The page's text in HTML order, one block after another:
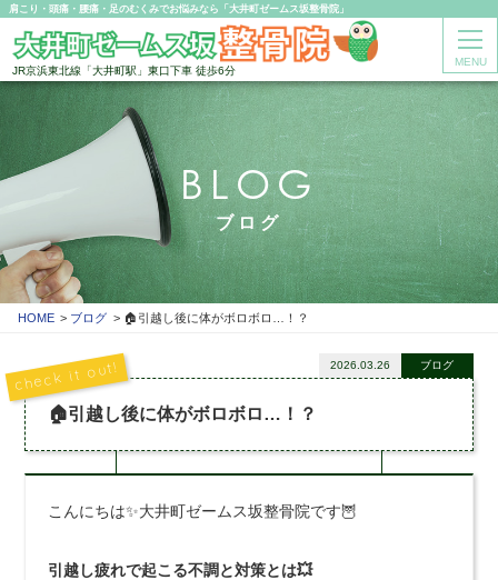
肩こり・頭痛・腰痛・足のむくみでお悩みなら「大井町ゼームス坂整骨院」
JR京浜東北線「大井町駅」東口下車 徒歩6分
MENU
BLOG
ブログ
HOME ブログ 🏠引越し後に体がボロボロ…！？
🏠引越し後に体がボロボロ…！？
2026.03.26 ブログ
こんにちは✨大井町ゼームス坂整骨院です🦉
引越し疲れで起こる不調と対策とは💥